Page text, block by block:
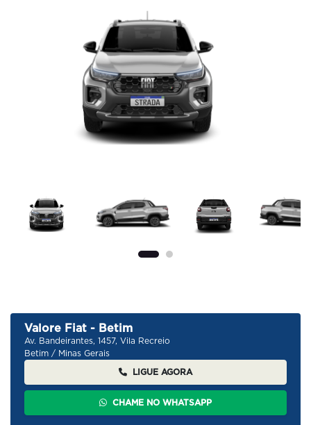
Valore Fiat - Betim
Av. Bandeirantes, 1457, Vila Recreio
Betim / Minas Gerais
LIGUE AGORA
CHAME NO WHATSAPP